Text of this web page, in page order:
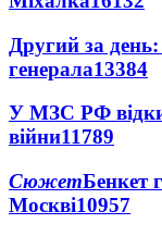
Другий за
генерала13384
У МЗС РФ
війни11789
СюжетБенкет
Москві10957